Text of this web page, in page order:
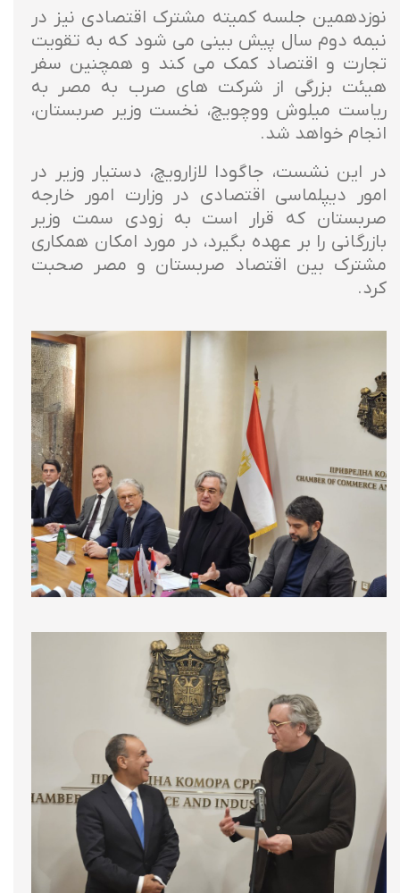
نوزدهمین جلسه کمیته مشترک اقتصادی نیز در
نیمه دوم سال پیش بینی می شود که به تقویت
تجارت و اقتصاد کمک می کند و همچنین سفر
هیئت بزرگی از شرکت های صرب به مصر به
ریاست میلوش ووچویچ، نخست وزیر صربستان،
انجام خواهد شد.
در این نشست، جاگودا لازارویچ، دستیار وزیر در
امور دیپلماسی اقتصادی در وزارت امور خارجه
صربستان که قرار است به زودی سمت وزیر
بازرگانی را بر عهده بگیرد، در مورد امکان همکاری
مشترک بین اقتصاد صربستان و مصر صحبت
کرد.